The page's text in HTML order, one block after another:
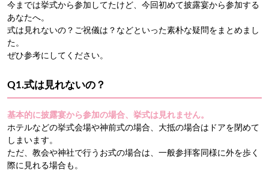
今までは挙式から参加してたけど、今回初めて披露宴から参加する
あなたへ。
式は見れないの？ご祝儀は？などといった素朴な疑問をまとめまし
た。
ぜひ参考にしてください。
Q1.式は見れないの？
基本的に披露宴から参加の場合、挙式は見れません。
ホテルなどの挙式会場や神前式の場合、大抵の場合はドアを閉めて
しまいます。
ただ、教会や神社で行うお式の場合は、一般参拝客同様に外を歩く
際に見れる場合も。